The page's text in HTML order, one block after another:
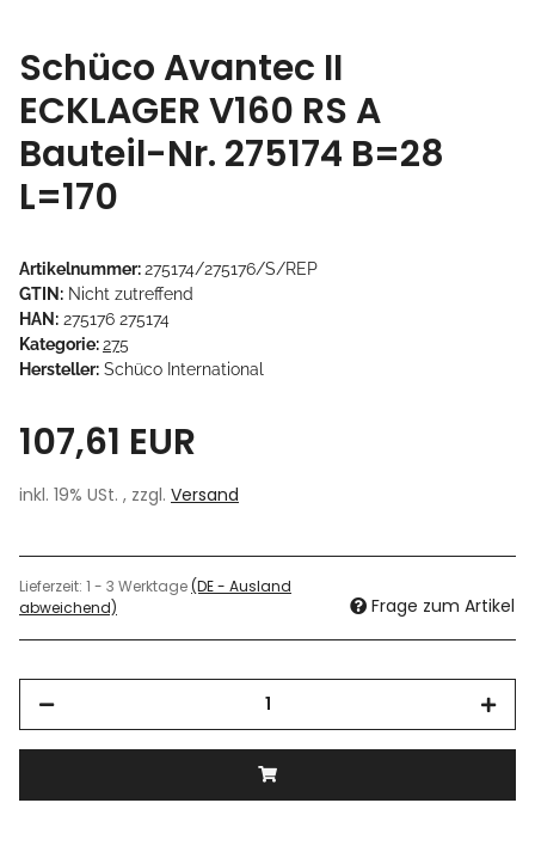
Schüco Avantec II
ECKLAGER V160 RS A
Bauteil-Nr. 275174 B=28
L=170
Artikelnummer:275174/275176/S/REP
GTIN: Nicht zutreffend
HAN: 275176 275174
Kategorie:275
Hersteller: Schüco International
107,61 EUR
inkl. 19% USt. , zzgl. Versand
Lieferzeit: 1 - 3 Werktage(DE - Ausland
abweichend)
Frage zum Artikel